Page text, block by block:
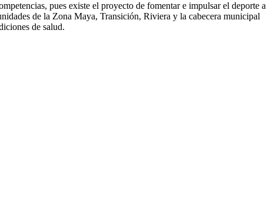
pues existe el proyecto de fomentar e impulsar el deporte a
de la Zona Maya, Transición, Riviera y la cabecera municipal
de salud.